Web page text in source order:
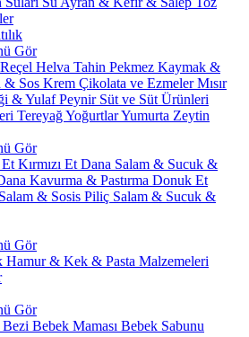
Gör
Helva Tahin Pekmez Kaymak &
& Sos Krem Çikolata ve EzmelerMısır
& YulafPeynir Süt ve Süt Ürünleri
TereyağYoğurtlarYumurta Zeytin
Gör
Kırmızı Et Dana Salam & Sucuk &
Kavurma & Pastırma Donuk Et
& Sosis Piliç Salam & Sucuk &
Gör
Hamur & Kek & Pasta Malzemeleri
Gör
Bebek Maması Bebek Sabunu